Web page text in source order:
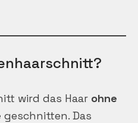
wird das Haar ohne
geschnitten. Das